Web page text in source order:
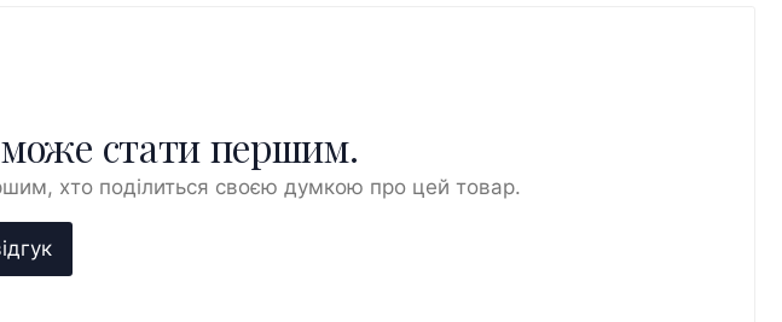
стати першим.
хто поділиться своєю думкою про цей товар.